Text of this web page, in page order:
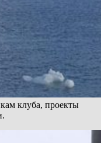
клуба, проекты